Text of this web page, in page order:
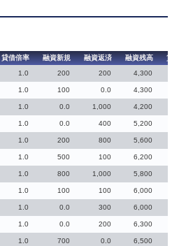
貸借倍率 融資新規 融資返済 融資残高
貸
1.0 200 200 4,300
1.0 100 0.0 4,300
1.0 0.0 1,000 4,200
1.0 0.0 400 5,200
1.0 200 800 5,600
1.0 500 100 6,200
1.0 800 1,000 5,800
1.0 100 100 6,000
1.0 0.0 300 6,000
1.0 0.0 200 6,300
1.0 700 0.0 6,500